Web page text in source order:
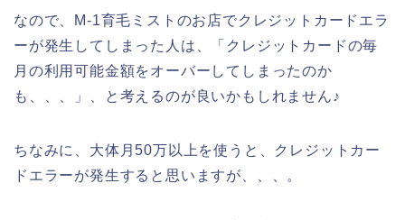
なので、M-1育毛ミストのお店でクレジットカードエラ
ーが発生してしまった人は、「クレジットカードの毎
月の利用可能金額をオーバーしてしまったのか
も、、、」、と考えるのが良いかもしれません♪
ちなみに、大体月50万以上を使うと、クレジットカー
ドエラーが発生すると思いますが、、、。